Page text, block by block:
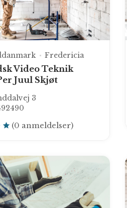
Fredericia
Video Teknik
Juul Skjøt
3
(0 anmeldelser)